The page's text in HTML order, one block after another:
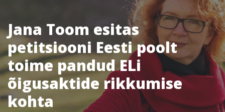
Jana Toom esitas
petitsiooni Eesti poolt
toime pandud ELi
õigusaktide rikkumise
kohta